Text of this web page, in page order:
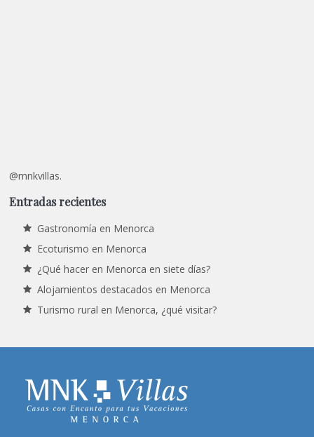
@mnkvillas.
Entradas recientes
Gastronomía en Menorca
Ecoturismo en Menorca
¿Qué hacer en Menorca en siete días?
Alojamientos destacados en Menorca
Turismo rural en Menorca, ¿qué visitar?